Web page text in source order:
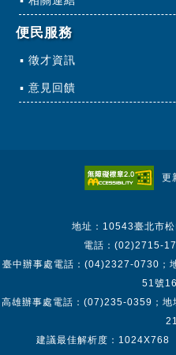
便民服務
徵才資訊
意見回饋
更
地址：10543臺北市
電話：(02)2715-
臺中辦事處電話：(04)2327-0730；
51號
高雄辦事處電話：(07)235-0359；
建議最佳解析度：